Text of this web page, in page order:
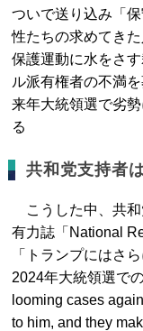
ついで送り込み「
性たちの求めてき
保護運動に水をさ
ル派有権者の不満
来年大統領選で劣
る
共和党支持者
こうした中、共和
有力誌「National
「トランプにはさ
2024年大統領選で
looming cases
to him, and they